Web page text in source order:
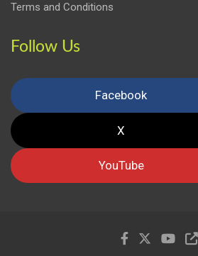
Terms and Conditions
Follow Us
Facebook
X
YouTube